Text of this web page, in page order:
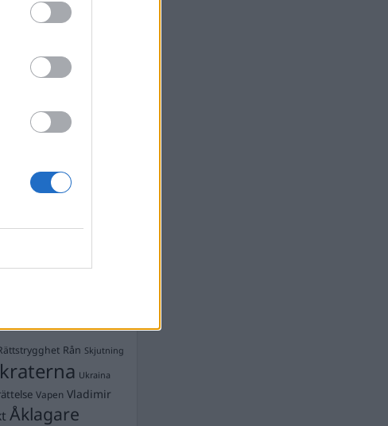
Andreas
Brottslighet Börje
R P Carlsson
A R Nilsson
Rån Skjutning
Ukraina
Vapen Vladimir
Åklagare